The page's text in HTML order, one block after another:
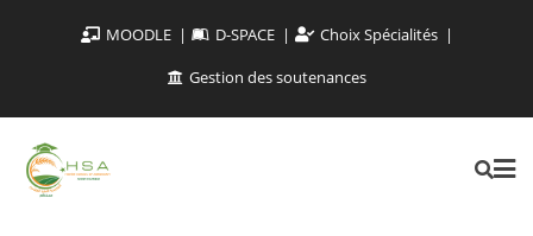
MOODLE D-SPACE
Choix Spécialités
Gestion des soutenances